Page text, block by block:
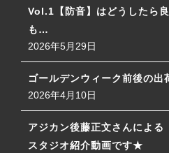
Vol.1【防音】はどうしたら
も…
2026年5月29日
ゴールデンウィーク前後の出
2026年4月10日
アジカン後藤正文さんによ
スタジオ紹介動画です★